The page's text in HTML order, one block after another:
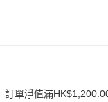
訂單淨值滿